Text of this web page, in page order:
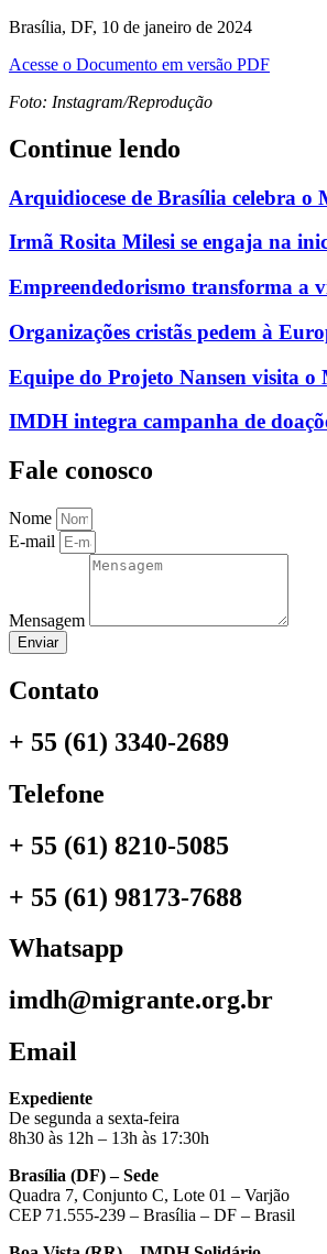
Brasília, DF, 10 de janeiro de 2024
Acesse o Documento em versão PDF
Foto: Instagram/Reprodução
Continue lendo
Arquidiocese de Brasília celebra o
Irmã Rosita Milesi se engaja na
Empreendedorismo transforma a
Organizações cristãs pedem à
Equipe do Projeto Nansen visita o
IMDH integra campanha de
Fale conosco
Nome
E-mail
Mensagem
Enviar
Contato
+ 55 (61) 3340-2689
Telefone
+ 55 (61) 8210-5085
+ 55 (61) 98173-7688
Whatsapp
imdh@migrante.org.br
Email
Expediente
De segunda a sexta-feira
8h30 às 12h – 13h às 17:30h
Brasília (DF) – Sede
Quadra 7, Conjunto C, Lote 01 – Varjão
CEP 71.555-239 – Brasília – DF – Brasil